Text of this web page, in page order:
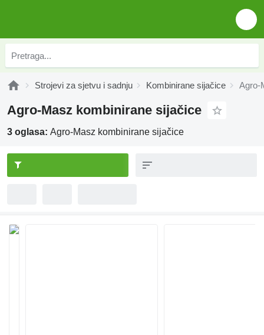
Strojevi za sjetvu i sadnju Kombinirane sijačice Agro-
Agro-Masz kombinirane sijačice
3 oglasa: Agro-Masz kombinirane sijačice